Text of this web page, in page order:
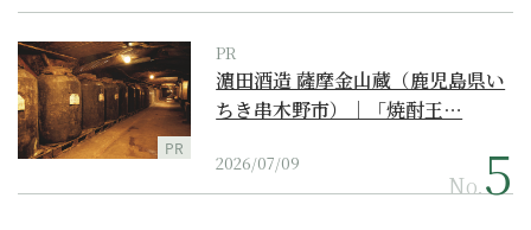
PR
PR
濵田酒造 薩摩金山蔵（鹿児島県い
ちき串木野市）｜「焼酎王…
2026/07/09
No.